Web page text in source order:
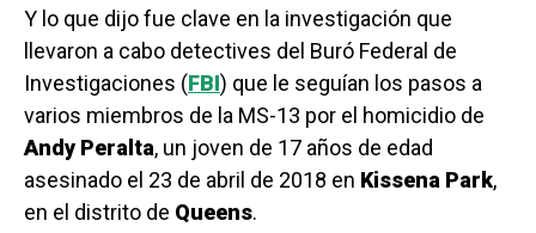
Y lo que dijo fue clave en la investigación que
llevaron a cabo detectives del Buró Federal de
Investigaciones (FBI) que le seguían los pasos a
varios miembros de la MS-13 por el homicidio de
Andy Peralta, un joven de 17 años de edad
asesinado el 23 de abril de 2018 en Kissena Park,
en el distrito de Queens.